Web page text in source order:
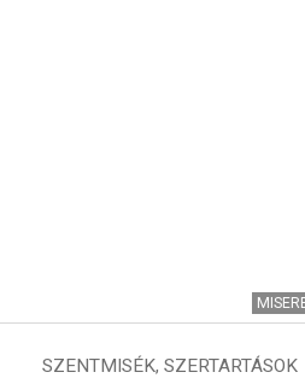
SZENTMISÉK, SZERTARTÁSOK